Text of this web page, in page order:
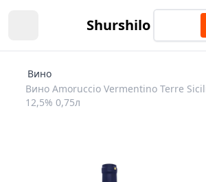
Shurshilo
Вино
Вино Amoruccio Vermentino Terre
12,5% 0,75л